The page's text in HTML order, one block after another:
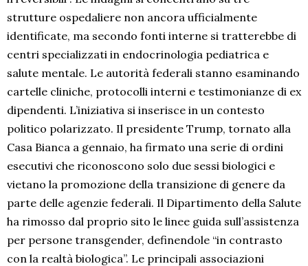
strutture ospedaliere non ancora ufficialmente
identificate, ma secondo fonti interne si tratterebbe di
centri specializzati in endocrinologia pediatrica e
salute mentale. Le autorità federali stanno esaminando
cartelle cliniche, protocolli interni e testimonianze di ex
dipendenti. L’iniziativa si inserisce in un contesto
politico polarizzato. Il presidente Trump, tornato alla
Casa Bianca a gennaio, ha firmato una serie di ordini
esecutivi che riconoscono solo due sessi biologici e
vietano la promozione della transizione di genere da
parte delle agenzie federali. Il Dipartimento della Salute
ha rimosso dal proprio sito le linee guida sull’assistenza
per persone transgender, definendole “in contrasto
con la realtà biologica”. Le principali associazioni